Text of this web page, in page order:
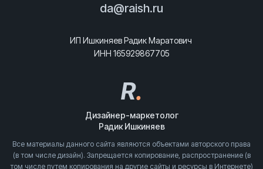
da@raish.ru
ИП Ишкиняев Радик Маратович
ИНН 165929867705
R.
Дизайнер-маркетолог
Радик Ишкиняев
Все материалы данного сайта являются объектами авторского права
(в том числе дизайн). Запрещается копирование, распространение (в
том числе путем копирования на другие сайты и ресурсы в Интернете)